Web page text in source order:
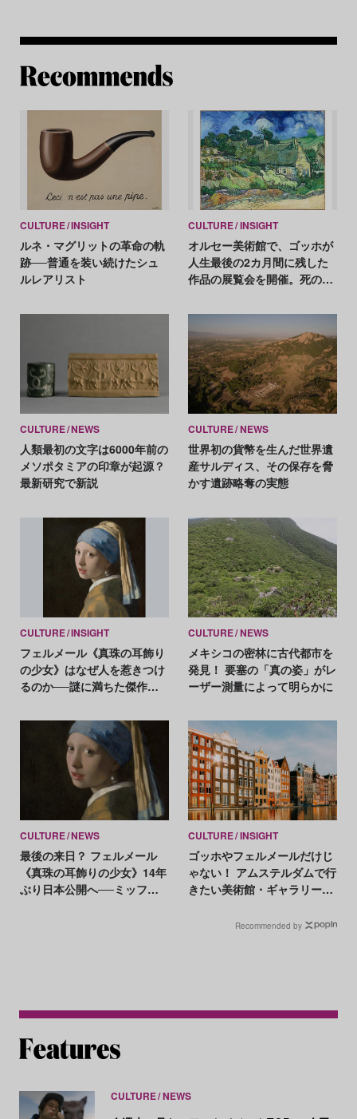
CULTURE INSIGHT
ルネ・マグリットの革命の軌
跡──普通を装い続けたシュ
ルレアリスト
CULTURE INSIGHT
オルセー美術館で、ゴッホが
人生最後の2カ月間に残した
作品の展覧会を開催。死の直
CULTURE NEWS
人類最初の文字は6000年前の
メソポタミアの印章が起源？
最新研究で新説
CULTURE NEWS
世界初の貨幣を生んだ世界遺
産サルディス、その保存を脅
かす遺跡略奪の実態
CULTURE INSIGHT
フェルメール《真珠の耳飾り
の少女》はなぜ人を惹きつけ
るのか──謎に満ちた傑作の
CULTURE NEWS
メキシコの密林に古代都市を
発見！ 要塞の「真の姿」がレ
ーザー測量によって明らかに
CULTURE NEWS
最後の来日？ フェルメール
《真珠の耳飾りの少女》14年
ぶり日本公開へ──ミッフィ
CULTURE INSIGHT
ゴッホやフェルメールだけじ
ゃない！ アムステルダムで行
きたい美術館・ギャラリー20
Recommended by
CULTURE NEWS